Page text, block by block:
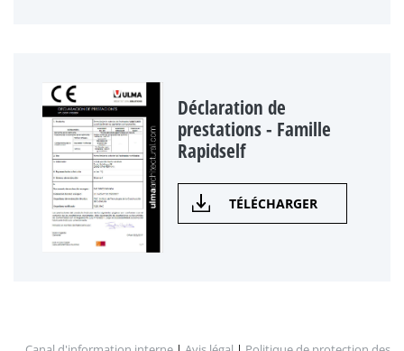
Déclaration de
prestations - Famille
Rapidself
TÉLÉCHARGER